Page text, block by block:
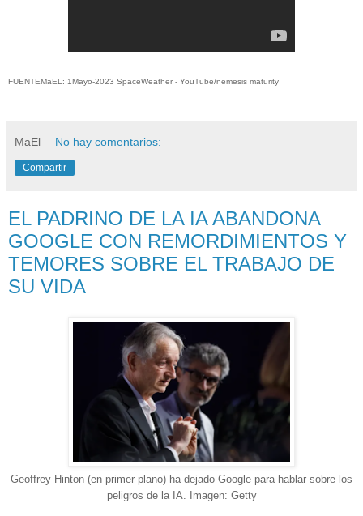
FUENTEMaEL: 1Mayo-2023 SpaceWeather - YouTube/nemesis maturity
MaEl No hay comentarios:
Compartir
EL PADRINO DE LA IA ABANDONA
GOOGLE CON REMORDIMIENTOS Y
TEMORES SOBRE EL TRABAJO DE
SU VIDA
Geoffrey Hinton (en primer plano) ha dejado Google para hablar sobre los
peligros de la IA. Imagen: Getty